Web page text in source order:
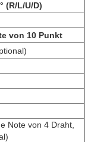
(R/L/U/D)
von 10 Punkt
Note von 4 Draht,